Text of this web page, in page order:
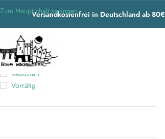
Versandkostenfrei in Deutschland ab 80€
Zum Hauptinhalt springen
NACH VERFÜGBARKEIT FILTERN
Reduziert
Vorrätig